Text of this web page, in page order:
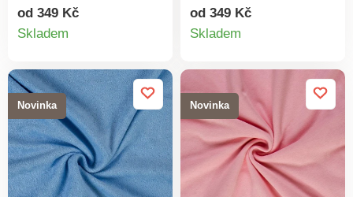
vyrobena z česaných
přízí, které jsou
bavlnaVyrobeno v
ČRDoporučujeme praní
na 60 °C
od 349 Kč
Skladem
vyrobena z česaných
přízí, které jsou
Doporučujeme praní na
60 °C
od 349 Kč
Skladem
Novinka Novinka